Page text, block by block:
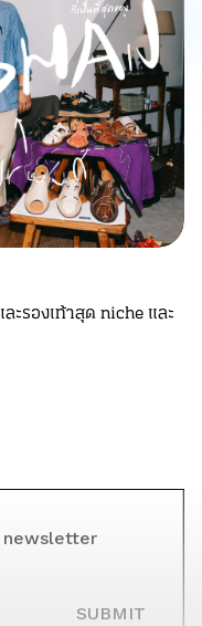
ะรองเท้าสุด niche และ
newsletter
SUBMIT